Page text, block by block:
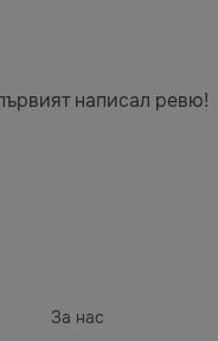
написал ревю!
За нас